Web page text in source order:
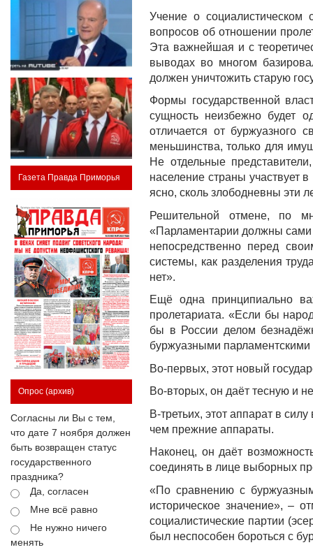
Газета Правда Приморья
Опрос (архив)
Согласны ли Вы с тем,
что дате 7 ноября должен
быть возвращен статус
государственного
праздника?
Да, согласен
Мне всё равно
Не нужно ничего
менять
Учение о социалистическом
вопросов об отношении
Эта важнейшая и с
выводах во многом
должен уничтожить старую
Формы государственной
сущность неизбежно будет
отличается от буржуазного
меньшинства, только для
Не отдельные
население страны участвует
ясно, сколь злободневны эти
Решительной отмене, по
«Парламентарии должны сами
непосредственно перед
системы, как разделения
нет».
Ещё одна принципиально
пролетариата. «Если бы
бы в России делом
буржуазными
Во-первых, этот новый
Во-вторых, он даёт тесную и
В-третьих, этот аппарат в
чем прежние аппараты.
Наконец, он даёт
соединять в лице выборных
«По сравнению с
историческое значение», –
социалистические партии
был неспособен бороться с